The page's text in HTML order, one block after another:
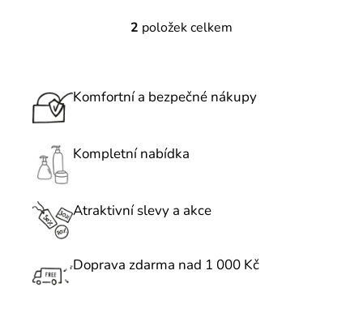
O
á
c
r
y
2 položek celkem
Komfortní a bezpečné nákupy
Kompletní nabídka
Atraktivní slevy a akce
Doprava zdarma nad 1 000 Kč